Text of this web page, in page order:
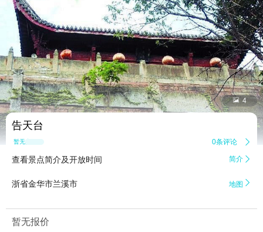
 4
告天台
暂无点评 0条评论 
查看景点简介及开放时间 简介 
浙省金华市兰溪市 地图 
暂无报价
